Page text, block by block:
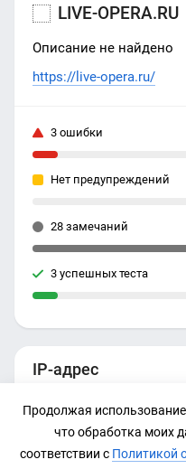
IP-адрес
Нет данных
LIVE-OPERA.RU
Описание не найдено
https://live-opera.ru/
3 ошибки
Нет предупреждений
28 замечаний
3 успешных теста
Продолжая использование
что обработка моих
соответствии с Политикой